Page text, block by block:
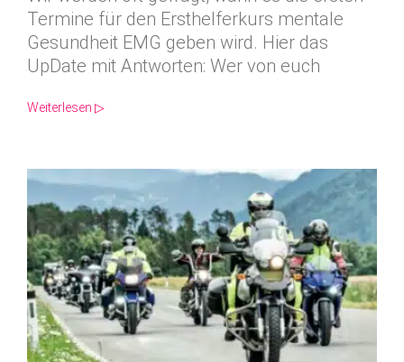
Termine für den Ersthelferkurs mentale
Gesundheit EMG geben wird. Hier das
UpDate mit Antworten: Wer von euch
Weiterlesen ▷